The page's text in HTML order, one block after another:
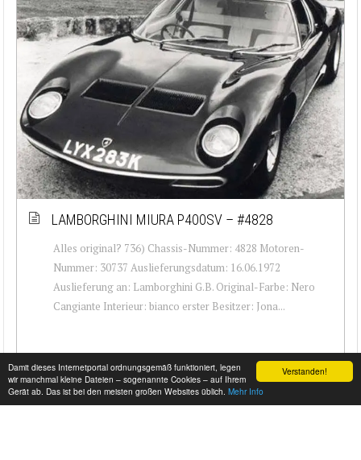
Verstanden!
Damit dieses Internetportal ordnungsgemäß funktioniert, legen
wir manchmal kleine Dateien – sogenannte Cookies – auf Ihrem
Gerät ab. Das ist bei den meisten großen Websites üblich. Mehr Info
LAMBORGHINI MIURA P400SV – #4828
Alles original? 736) Chassis-Nummer: 4828 Motoren-
Nummer: 30737 Auslieferungsdatum: 16.06.1972
Auslieferung an: Lamborghini G.B. Original-Farbe: Nero
Cangiante Interieur: bianco erster Besitzer: Jona...